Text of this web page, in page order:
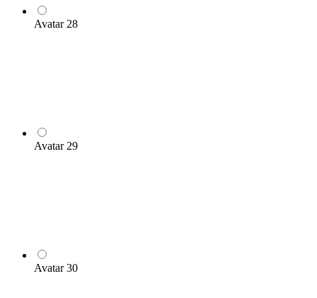
Avatar 28
Avatar 29
Avatar 30